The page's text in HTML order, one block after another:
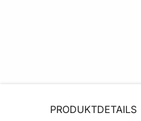
PRODUKTDETAILS